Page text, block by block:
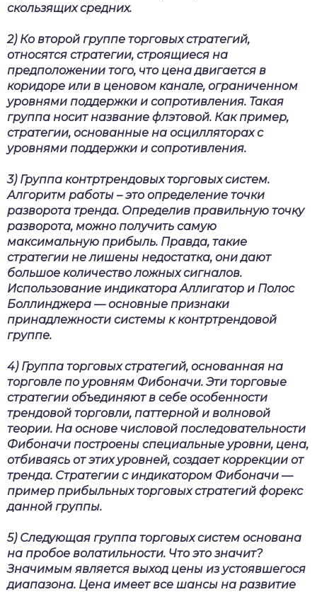
скользящих средних.
2) Ко второй группе торговых стратегий,
относятся стратегии, строящиеся на
предположении того, что цена двигается в
коридоре или в ценовом канале, ограниченном
уровнями поддержки и сопротивления. Такая
группа носит название флэтовой. Как пример,
стратегии, основанные на осцилляторах с
уровнями поддержки и сопротивления.
3) Группа контртрендовых торговых систем.
Алгоритм работы – это определение точки
разворота тренда. Определив правильную точку
разворота, можно получить самую
максимальную прибыль. Правда, такие
стратегии не лишены недостатка, они дают
большое количество ложных сигналов.
Использование индикатора Аллигатор и Полос
Боллинджера — основные признаки
принадлежности системы к контртрендовой
группе.
4) Группа торговых стратегий, основанная на
торговле по уровням Фибоначи. Эти торговые
стратегии объединяют в себе особенности
трендовой торговли, паттерной и волновой
теории. На основе числовой последовательности
Фибоначи построены специальные уровни, цена,
отбиваясь от этих уровней, создает коррекции от
тренда. Стратегии с индикатором Фибоначи —
пример прибыльных торговых стратегий форекс
данной группы.
5) Следующая группа торговых систем основана
на пробое волатильности. Что это значит?
Значимым является выход цены из устоявшегося
диапазона. Цена имеет все шансы на развитие